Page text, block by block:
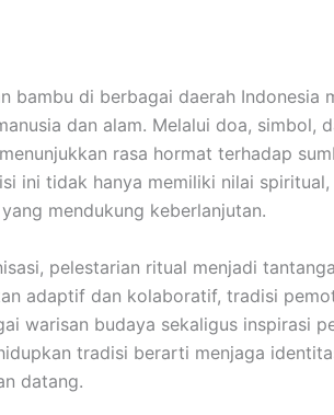
bambu di berbagai daerah Indonesia
dan alam. Melalui doa, simbol,
rasa hormat terhadap
ini tidak hanya memiliki nilai
mendukung keberlanjutan.
pelestarian ritual menjadi
adaptif dan kolaboratif, tradisi
warisan budaya sekaligus inspirasi
tradisi berarti menjaga
datang.